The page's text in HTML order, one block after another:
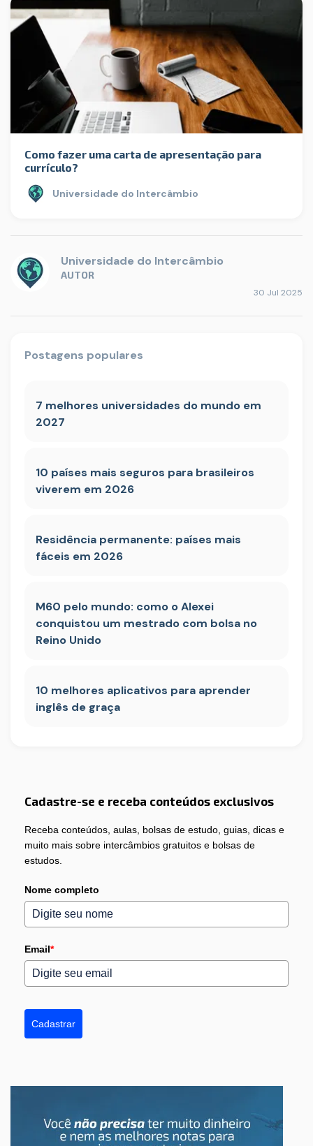
Como fazer uma carta de apresentação para
currículo?
Universidade do Intercâmbio
Universidade do Intercâmbio
AUTOR
30 Jul 2025
Postagens populares
7 melhores universidades do mundo em
2027
10 países mais seguros para brasileiros
viverem em 2026
Residência permanente: países mais
fáceis em 2026
M60 pelo mundo: como o Alexei
conquistou um mestrado com bolsa no
Reino Unido
10 melhores aplicativos para aprender
inglês de graça
Cadastre-se e receba conteúdos exclusivos
Receba conteúdos, aulas, bolsas de estudo, guias, dicas e
muito mais sobre intercâmbios gratuitos e bolsas de
estudos.
Nome completo
Email*
Cadastrar